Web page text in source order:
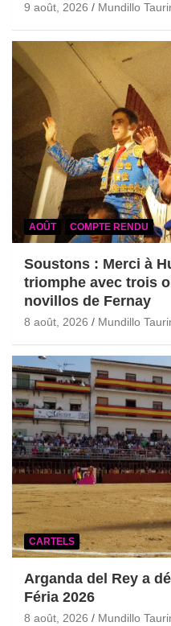
9 août, 2026 Mundillo
AOÛT COMPTE RENDU
Soustons : Merci à
triomphe avec trois
novillos de Fernay
8 août, 2026 Mundillo
CARTELS
Arganda del Rey a
Féria 2026
8 août, 2026 Mundillo